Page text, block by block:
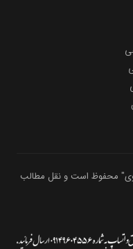
محفوظ است و نقل مطالب